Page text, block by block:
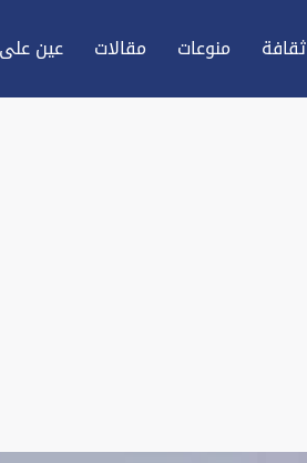
ثقافة منوعات مقالات عين